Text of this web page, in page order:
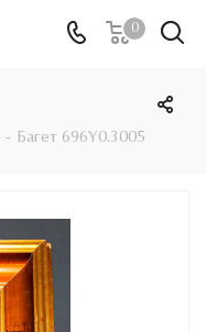
0
- Багет 696Y0.3005